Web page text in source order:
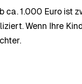
ca. 1.000 Euro ist
Wenn Ihre